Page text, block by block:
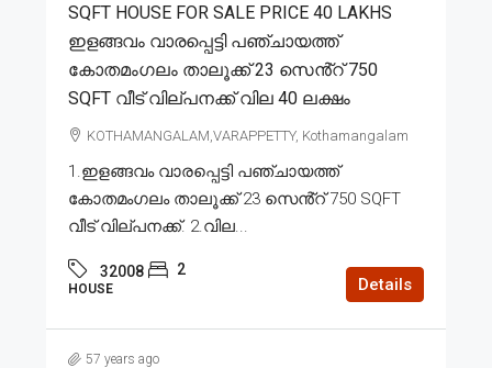
SQFT HOUSE FOR SALE PRICE 40 LAKHS
ഇളങ്ങവം വാരപ്പെട്ടി പഞ്ചായത്ത്
കോതമംഗലം താലൂക്ക് 23 സെൻ്റ് 750
SQFT വീട് വില്പനക്ക് വില 40 ലക്ഷം
KOTHAMANGALAM,VARAPPETTY, Kothamangalam
1.ഇളങ്ങവം വാരപ്പെട്ടി പഞ്ചായത്ത്
കോതമംഗലം താലൂക്ക് 23 സെൻ്റ് 750 SQFT
വീട് വില്പനക്ക്. 2.വില...
32008 2
HOUSE Details
57 years ago